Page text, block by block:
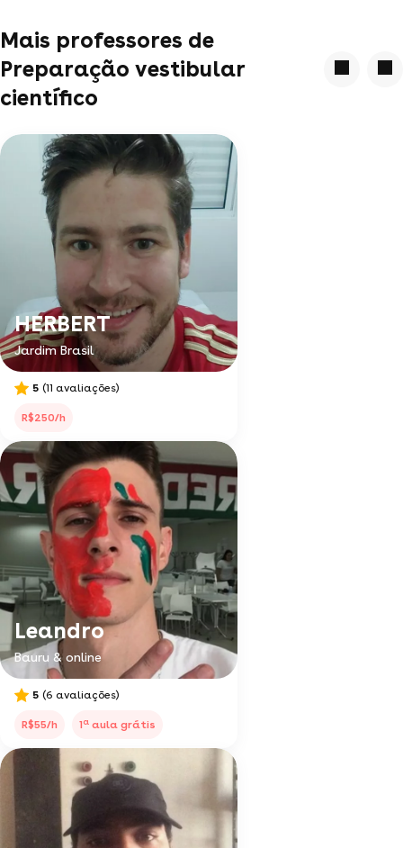
Mais professores de
Preparação vestibular
científico
HERBERT
Jardim Brasil
5 (11 avaliações)
R$250/h
Leandro
Bauru & online
5 (6 avaliações)
R$55/h 1a aula grátis